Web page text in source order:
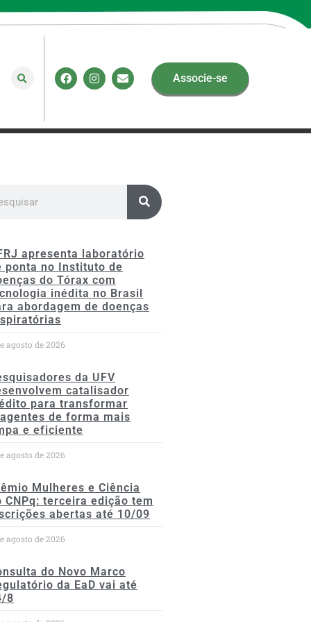
Associe-se
apresenta laboratório
ponta no Instituto de
do Tórax com
inédita no Brasil
abordagem de doenças
agosto de 2026
da UFV
catalisador
para transformar
de forma mais
e eficiente
agosto de 2026
Mulheres e Ciência
CNPq: terceira edição tem
abertas até 10/09
agosto de 2026
do Novo Marco
da EaD vai até
8